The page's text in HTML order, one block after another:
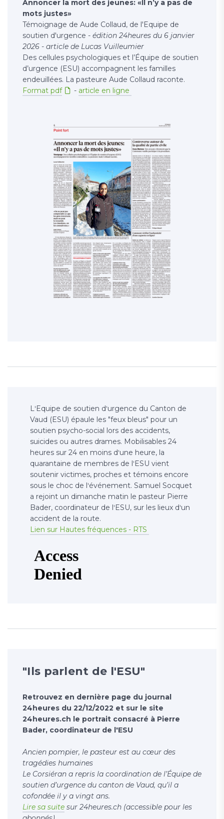
Annoncer la mort des jeunes: «Il n’y a pas de
mots justes»
Témoignage de Aude Collaud, de l'Equipe de
soutien d'urgence - édition 24heures du 6 janvier
2026 - article de Lucas Vuilleumier
Des cellules psychologiques et l’Équipe de soutien
d’urgence (ESU) accompagnent les familles
endeuillées. La pasteure Aude Collaud raconte.
Format pdf
- article en ligne
LʹEquipe de soutien dʹurgence du Canton de
Vaud (ESU) épaule les "feux bleus" pour un
soutien psycho-social lors des accidents,
suicides ou autres drames. Mobilisables 24
heures sur 24 en moins dʹune heure, la
quarantaine de membres de lʹESU vient
soutenir victimes, proches et témoins encore
sous le choc de lʹévénement. Samuel Socquet
a rejoint un dimanche matin le pasteur Pierre
Bader, coordinateur de lʹESU, sur les lieux dʹun
accident de la route.
Lien sur Hautes fréquences - RTS
"Ils parlent de l'ESU"
Retrouvez en dernière page du journal
24heures du 22/12/2022 et sur le site
24heures.ch le portrait consacré à Pierre
Bader, coordinateur de l'ESU
Ancien pompier, le pasteur est au cœur des
tragédies humaines
Le Corsiéran a repris la coordination de l’Équipe de
soutien d’urgence du canton de Vaud, qu’il a
cofondée il y a vingt ans.
Lire sa suite sur 24heures.ch (accessible pour les